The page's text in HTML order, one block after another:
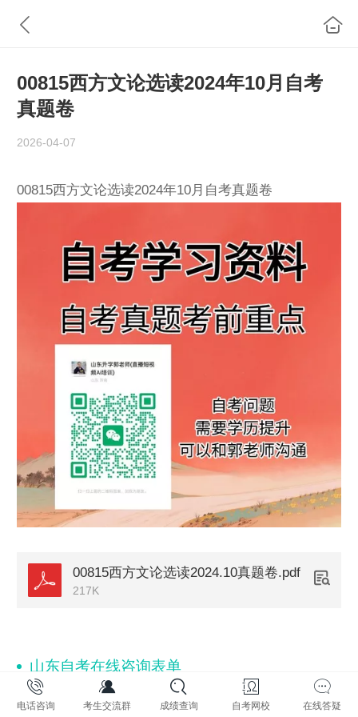
00815西方文论选读2024年10月自考
真题卷
2026-04-07
00815西方文论选读2024年10月自考真题卷
00815西方文论选读2024.10真题卷.pdf
217K
山东自考在线咨询表单
电话咨询 考生交流群 成绩查询 自考网校 在线答疑